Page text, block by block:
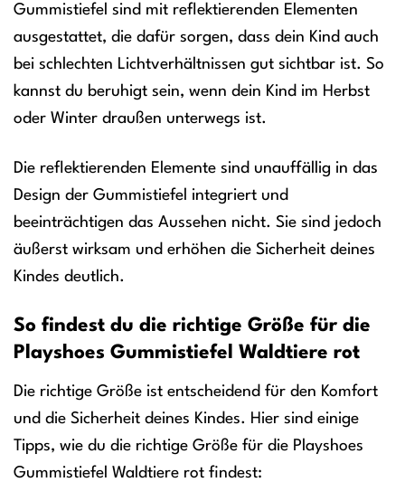
Gummistiefel sind mit reflektierenden Elementen
ausgestattet, die dafür sorgen, dass dein Kind auch
bei schlechten Lichtverhältnissen gut sichtbar ist. So
kannst du beruhigt sein, wenn dein Kind im Herbst
oder Winter draußen unterwegs ist.
Die reflektierenden Elemente sind unauffällig in das
Design der Gummistiefel integriert und
beeinträchtigen das Aussehen nicht. Sie sind jedoch
äußerst wirksam und erhöhen die Sicherheit deines
Kindes deutlich.
So findest du die richtige Größe für die
Playshoes Gummistiefel Waldtiere rot
Die richtige Größe ist entscheidend für den Komfort
und die Sicherheit deines Kindes. Hier sind einige
Tipps, wie du die richtige Größe für die Playshoes
Gummistiefel Waldtiere rot findest: